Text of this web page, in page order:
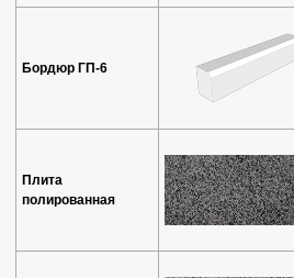
Бордюр ГП-6
Плита
полированная